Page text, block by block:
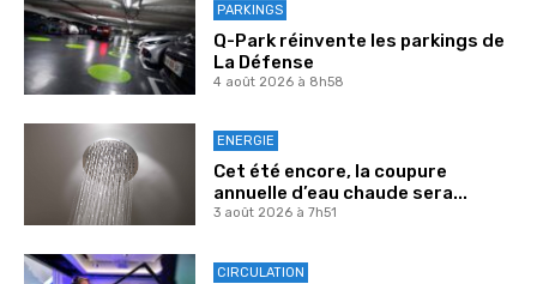
PARKINGS
Q-Park réinvente les parkings de
La Défense
4 août 2026 à 8h58
ENERGIE
Cet été encore, la coupure
annuelle d’eau chaude sera...
3 août 2026 à 7h51
CIRCULATION